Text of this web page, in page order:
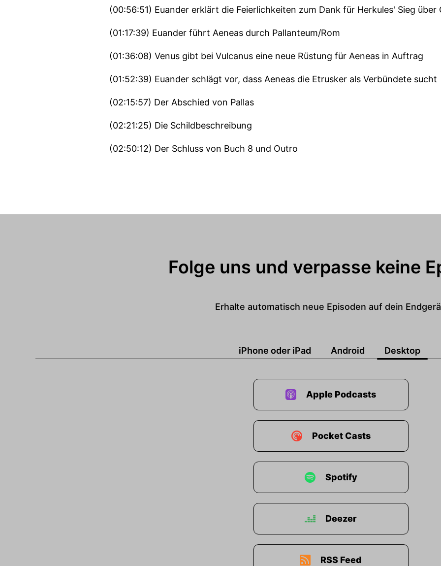
(00:56:51) Euander erklärt die Feierlichkeiten zum Dank für Herkules' Sieg über
(01:17:39) Euander führt Aeneas durch Pallanteum/Rom
(01:36:08) Venus gibt bei Vulcanus eine neue Rüstung für Aeneas in Auftrag
(01:52:39) Euander schlägt vor, dass Aeneas die Etrusker als Verbündete sucht
(02:15:57) Der Abschied von Pallas
(02:21:25) Die Schildbeschreibung
(02:50:12) Der Schluss von Buch 8 und Outro
Folge uns und verpasse keine
Erhalte automatisch neue Episoden auf dein
iPhone oder iPad Android Desktop
Apple Podcasts
Pocket Casts
Spotify
Deezer
RSS Feed